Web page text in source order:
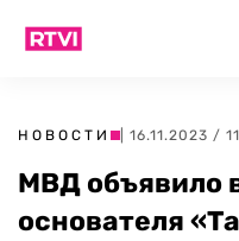
НОВОСТИ | 16.11.2023 /
МВД объявило
основателя